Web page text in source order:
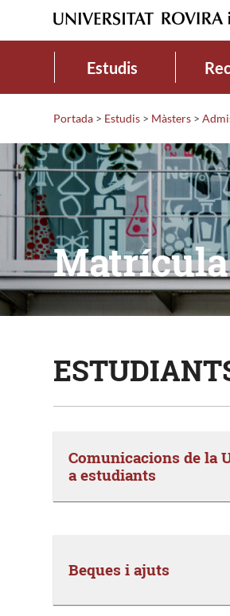
Estudis
Portada > Estudis > Màsters >
Comunicacions de la
a estudiants​
Beques i ajuts